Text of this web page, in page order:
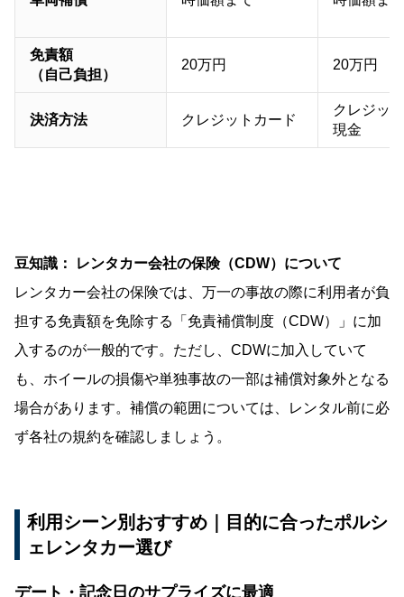
免責額
（自己負担）
20万円 20万円
決済方法 クレジットカード
クレジッ
現金
豆知識： レンタカー会社の保険（CDW）について
レンタカー会社の保険では、万一の事故の際に利用者が負
担する免責額を免除する「免責補償制度（CDW）」に加
入するのが一般的です。ただし、CDWに加入していて
も、ホイールの損傷や単独事故の一部は補償対象外となる
場合があります。補償の範囲については、レンタル前に必
ず各社の規約を確認しましょう。
利用シーン別おすすめ｜目的に合ったポルシ
ェレンタカー選び
デート・記念日のサプライズに最適